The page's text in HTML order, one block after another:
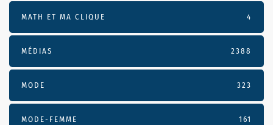
MATH ET MA CLIQUE 4
MÉDIAS 2388
MODE 323
MODE-FEMME 161